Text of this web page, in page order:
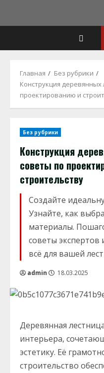
Главная
Без рубрики
Конструкция деревянных
проектированию и
Без рубрики
Конструкция
советы по
строительству
Создайте
Узнайте, как
материалы.
советы
всё для вашей
admin 18.03.2025
Деревянная
интерьера,
эстетику. Её
строительство